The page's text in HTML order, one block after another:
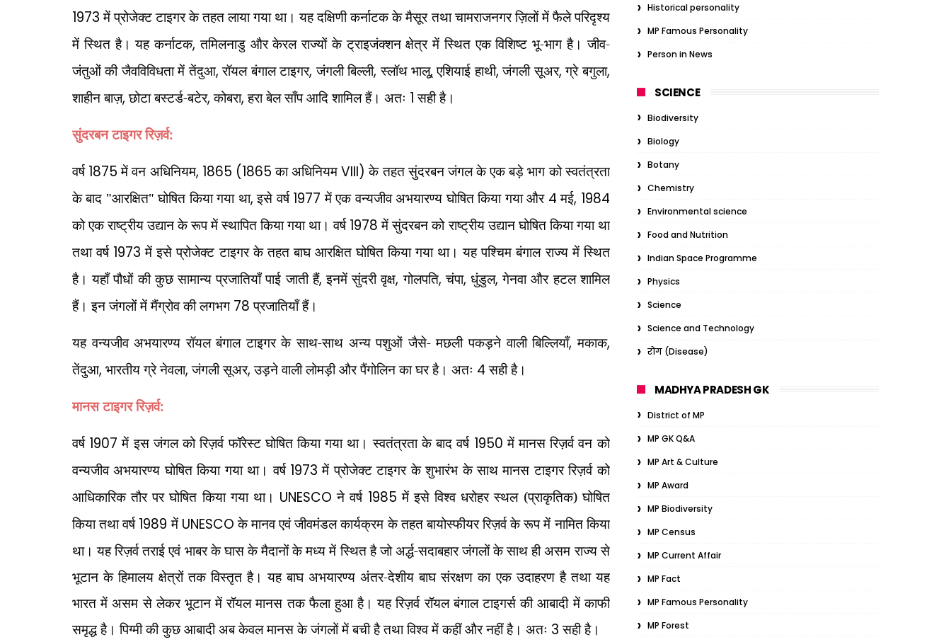
1973 में प्रोजेक्ट टाइगर के तहत लाया गया था। यह दक्षिणी कर्नाटक के मैसूर तथा चामराजनगर ज़िलों में फैले परिदृश्य
में स्थित है। यह कर्नाटक,तमिलनाडु और केरल राज्यों के ट्राइजंक्शन क्षेत्र में स्थित एक विशिष्ट भू-भाग है। जीव-
जंतुओं की जैवविविधता में तेंदुआ,रॉयल बंगाल टाइगर,जंगली बिल्ली,स्लॉथ भालू,एशियाई हाथी,जंगली सूअर,ग्रे बगुला,
शाहीन बाज़,छोटा बस्टर्ड-बटेर,कोबरा,हरा बेल साँप आदि शामिल हैं। अतः 1 सही है।
सुंदरबन टाइगर रिज़र्व:
वर्ष 1875 में वन अधिनियम, 1865 (1865 का अधिनियमVIII)के तहत सुंदरबन जंगल के एक बड़े भाग को स्वतंत्रता
के बाद "आरक्षित" घोषित किया गया था,इसे वर्ष 1977 में एक वन्यजीव अभयारण्य घोषित किया गया और 4 मई, 1984
को एक राष्ट्रीय उद्यान के रूप में स्थापित किया गया था। वर्ष 1978 में सुंदरबन को राष्ट्रीय उद्यान घोषित किया गया था
तथा वर्ष 1973 में इसे प्रोजेक्ट टाइगर के तहत बाघ आरक्षित घोषित किया गया था। यह पश्चिम बंगाल राज्य में स्थित
है। यहाँ पौधों की कुछ सामान्य प्रजातियाँ पाई जाती हैं,इनमें सुंदरी वृक्ष,गोलपति,चंपा, धुंडुल,गेनवा और हटल शामिल
हैं। इन जंगलों में मैंग्रोव की लगभग 78 प्रजातियाँ हैं।
यह वन्यजीव अभयारण्य रॉयल बंगाल टाइगर के साथ-साथ अन्य पशुओं जैसे- मछली पकड़ने वाली बिल्लियाँ,मकाक,
तेंदुआ, भारतीय ग्रे नेवला,जंगली सूअर,उड़ने वाली लोमड़ी और पैंगोलिन का घर है। अतः 4 सही है।
मानस टाइगर रिज़र्व:
वर्ष 1907 में इस जंगल को रिज़र्व फॉरेस्ट घोषित किया गया था। स्वतंत्रता के बाद वर्ष 1950 में मानस रिज़र्व वन को
वन्यजीव अभयारण्य घोषित किया गया था। वर्ष 1973 में प्रोजेक्ट टाइगर के शुभारंभ के साथ मानस टाइगर रिज़र्व को
आधिकारिक तौर पर घोषित किया गया था। UNESCOने वर्ष 1985 में इसे विश्व धरोहर स्थल (प्राकृतिक) घोषित
किया तथा वर्ष 1989 में UNESCOके मानव एवं जीवमंडल कार्यक्रम के तहत बायोस्फीयर रिज़र्व के रूप में नामित किया
था। यह रिज़र्व तराई एवं भाबर के घास के मैदानों के मध्य में स्थित है जो अर्द्ध-सदाबहार जंगलों के साथ ही असम राज्य से
भूटान के हिमालय क्षेत्रों तक विस्तृत है। यह बाघ अभयारण्य अंतर-देशीय बाघ संरक्षण का एक उदाहरण है तथा यह
भारत में असम से लेकर भूटान में रॉयल मानस तक फैला हुआ है। यह रिज़र्व रॉयल बंगाल टाइगर्स की आबादी में काफी
समृद्ध है। पिग्मी की कुछ आबादी अब केवल मानस के जंगलों में बची है तथा विश्व में कहीं और नहीं है। अतः 3 सही है।
Historical personality
MP Famous Personality
Person in News
SCIENCE
Biodiversity
Biology
Botany
Chemistry
Environmental science
Food and Nutrition
Indian Space Programme
Physics
Science
Science and Technology
रोग (Disease)
MADHYA PRADESH GK
District of MP
MP GK Q&A
MP Art & Culture
MP Award
MP Biodiversity
MP Census
MP Current Affair
MP Fact
MP Famous Personality
MP Forest